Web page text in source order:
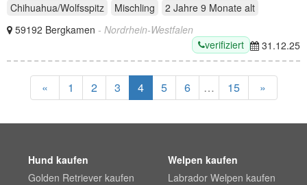
Chihuahua/Wolfsspitz Mischling 2 Jahre 9 Monate alt
59192 Bergkamen - Nordrhein-Westfalen
verifiziert
31.12.25
« 1 2 3 4 5 6 … 15 »
Hund kaufen
Golden Retriever kaufen
Welpen kaufen
Labrador Welpen kaufen